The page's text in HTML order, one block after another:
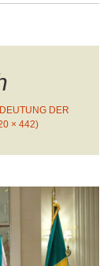
DER
× 442)